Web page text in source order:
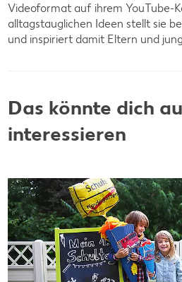
Videoformat auf ihrem YouTube-
alltagstauglichen Ideen stellt sie
und inspiriert damit Eltern und
Das könnte dich
interessieren